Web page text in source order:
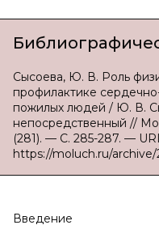
Сысоева, Ю. В. Роль
профилактике
пожилых людей / Ю. В.
непосредственный //
(281). — С. 285-287. —
https://moluch.ru/archive/
Введение